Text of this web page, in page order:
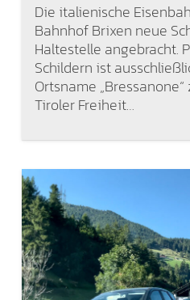
Die italienische
Bahnhof Brixen neue
Haltestelle angebracht.
Schildern ist
Ortsname
Tiroler Freiheit…